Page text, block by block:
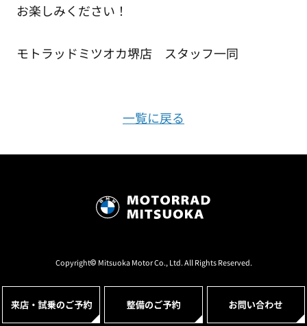
お楽しみください！
モトラッドミツオカ堺店 スタッフ一同
一覧に戻る
Copyright© Mitsuoka Motor Co., Ltd. All Rights Reserved.